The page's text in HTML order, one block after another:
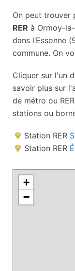
On peut trouver
RER à Ormoy-
dans l’Essonne
commune. On
Cliquer sur l'un
savoir plus sur
de métro ou
stations ou
Station RER
Station RER
+
−